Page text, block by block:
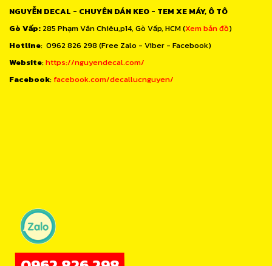
NGUYỄN DECAL - CHUYÊN DÁN KEO - TEM XE MÁY, Ô TÔ
Gò Vấp: 285 Phạm Văn Chiêu,p14, Gò Vấp, HCM (Xem bản đồ)
Hotline: 0962 826 298 (Free Zalo - Viber - Facebook)
Website:https://nguyendecal.com/
Facebook: facebook.com/decallucnguyen/